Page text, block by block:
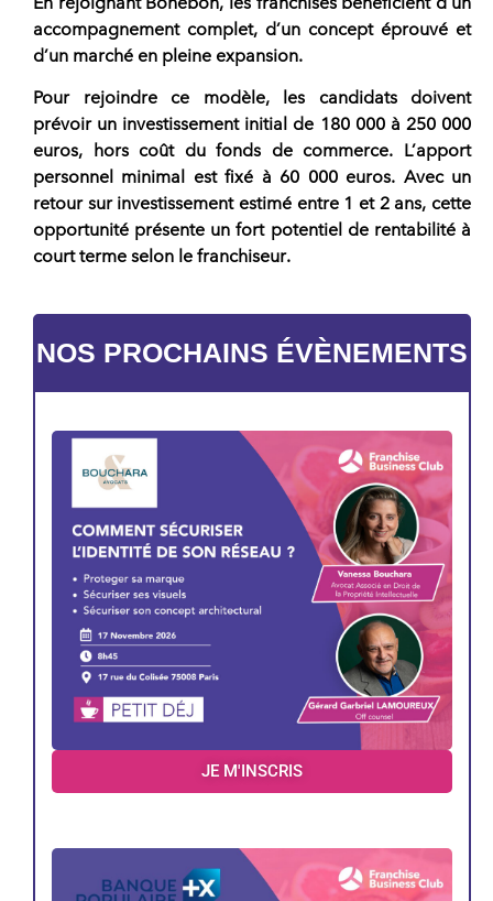
accompagnement complet, d’un concept éprouvé et
d’un marché en pleine expansion.
Pour rejoindre ce modèle, les candidats doivent
prévoir un investissement initial de 180 000 à 250 000
euros, hors coût du fonds de commerce. L’apport
personnel
minimal est fixé à 60 000 euros. Avec un
retour sur investissement estimé entre 1 et 2 ans, cette
opportunité présente un fort potentiel de rentabilité à
court terme selon le franchiseur.
NOS PROCHAINS ÉVÈNEMENTS
JE M'INSCRIS